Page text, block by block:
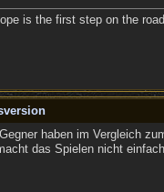
is the first step on the
haben im Vergleich
das Spielen nicht